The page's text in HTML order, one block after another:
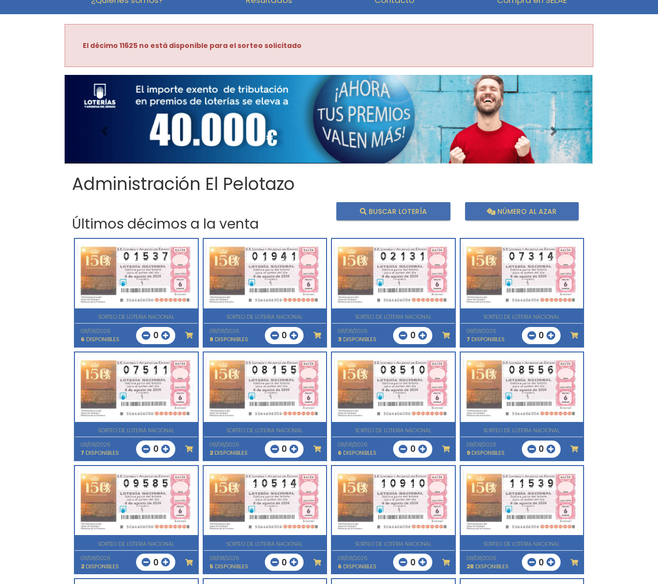
El décimo 11625 no está disponible para el sorteo solicitado
Imagen anterior Imagen siguiente
Administración El Pelotazo
Últimos décimos a la venta
BUSCAR LOTERÍA NÚMERO AL AZAR
SORTEO DE LOTERIA NACIONAL
08/08/2026
6 DISPONIBLES 0
SORTEO DE LOTERIA NACIONAL
08/08/2026
8 DISPONIBLES 0
SORTEO DE LOTERIA NACIONAL
08/08/2026
3 DISPONIBLES 0
SORTEO DE LOTERIA NACIONAL
08/08/2026
7 DISPONIBLES 0
SORTEO DE LOTERIA NACIONAL
08/08/2026
7 DISPONIBLES 0
SORTEO DE LOTERIA NACIONAL
08/08/2026
2DISPONIBLES 0
SORTEO DE LOTERIA NACIONAL
08/08/2026
6 DISPONIBLES 0
SORTEO DE LOTERIA NACIONAL
08/08/2026
9DISPONIBLES 0
SORTEO DE LOTERIA NACIONAL
08/08/2026
2 DISPONIBLES 0
SORTEO DE LOTERIA NACIONAL
08/08/2026
5 DISPONIBLES 0
SORTEO DE LOTERIA NACIONAL
08/08/2026
6 DISPONIBLES 0
SORTEO DE LOTERIA NACIONAL
08/08/2026
28 DISPONIBLES 0